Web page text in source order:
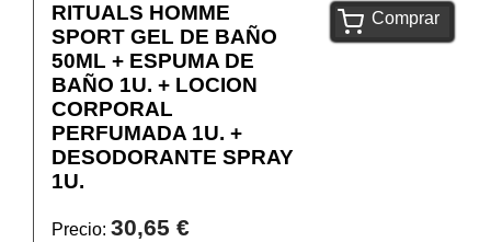
RITUALS HOMME
SPORT GEL DE BAÑO
50ML + ESPUMA DE
BAÑO 1U. + LOCION
CORPORAL
PERFUMADA 1U. +
DESODORANTE SPRAY
1U.
Precio: 30,65 €
Comprar